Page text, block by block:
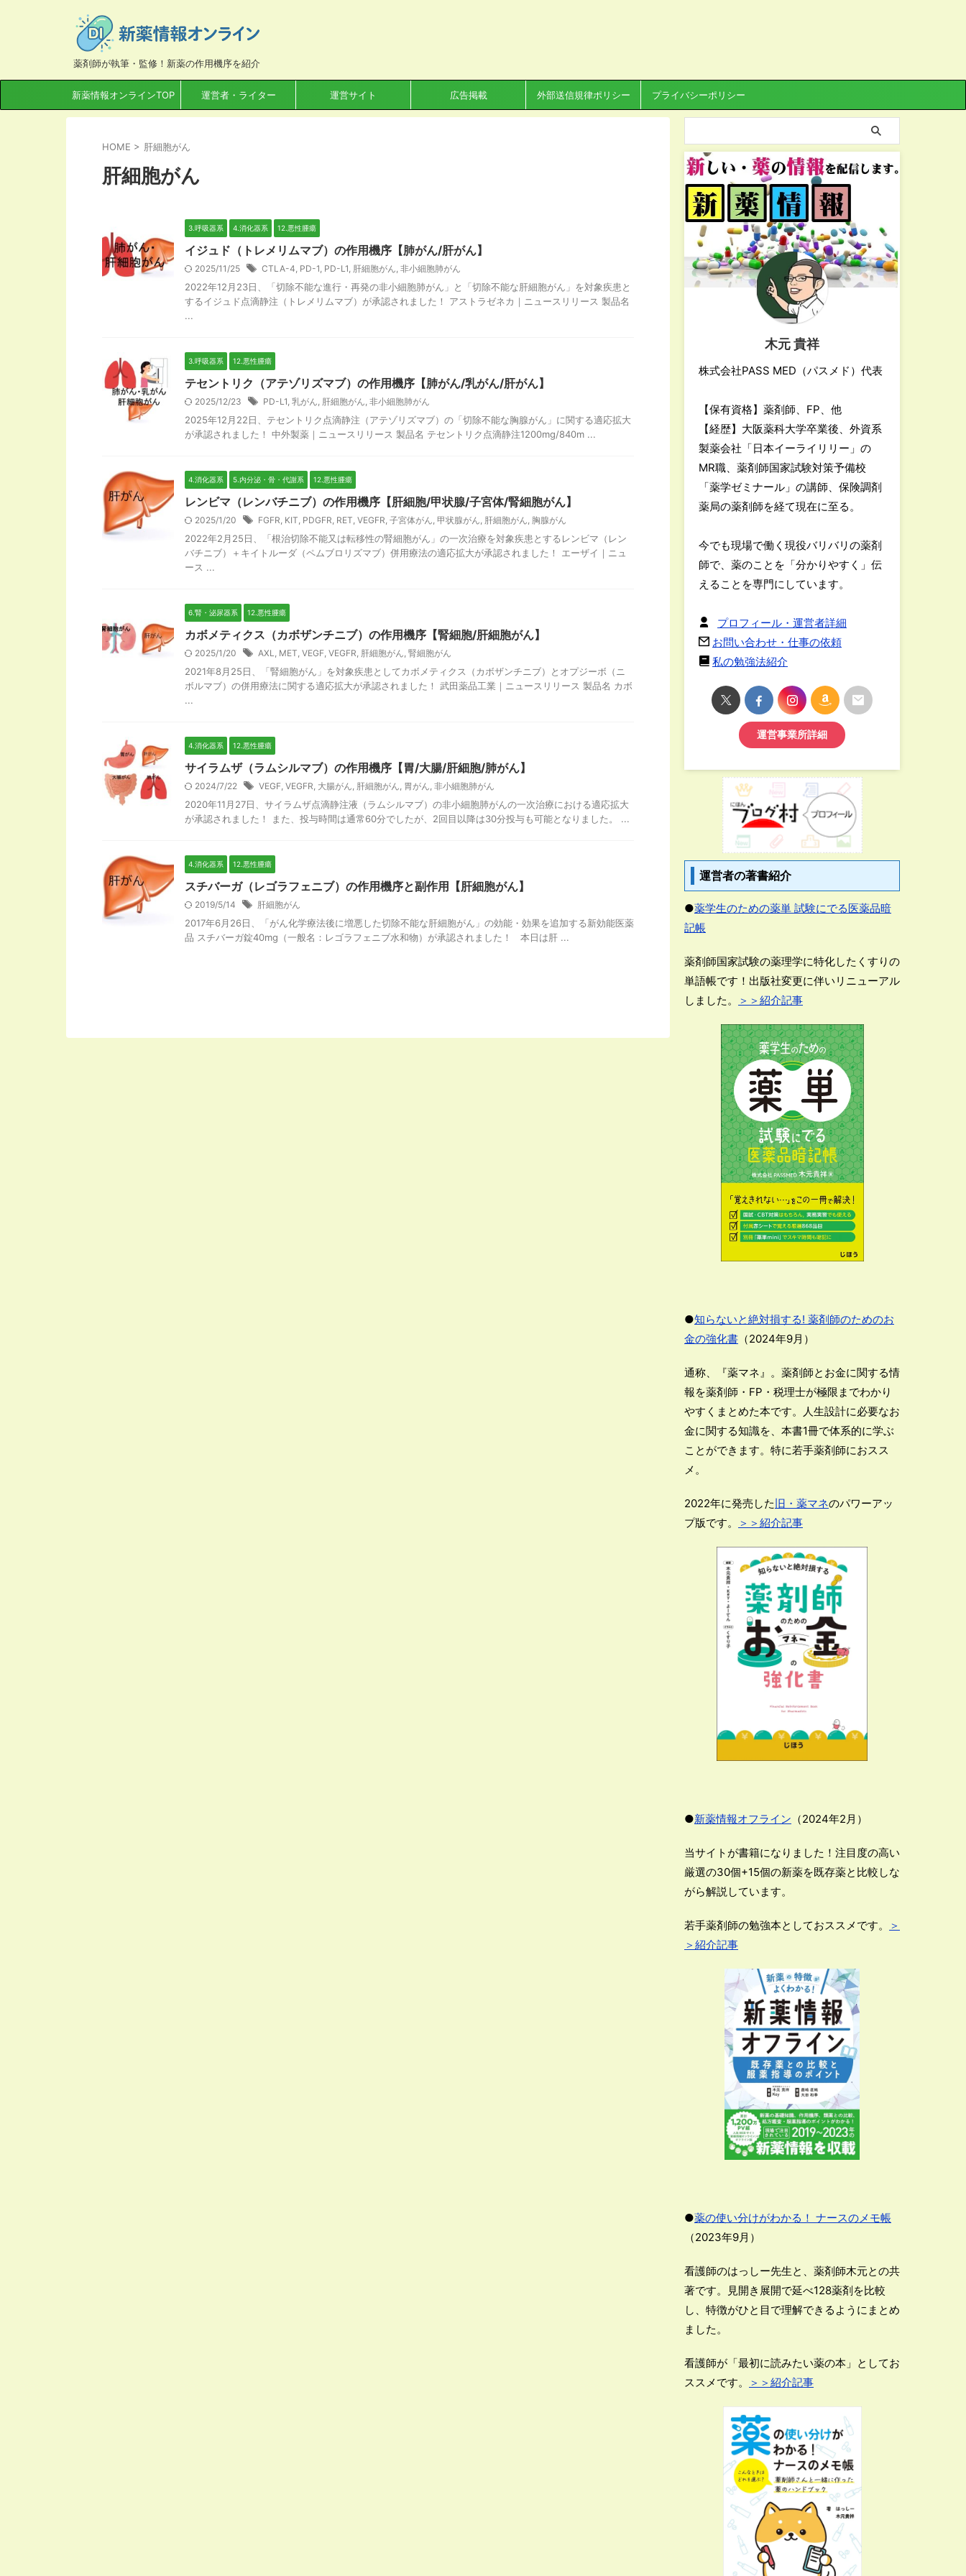
薬剤師が執筆・監修！新薬の作用機序を紹介
新薬情報オンラインTOP 運営者・ライター 運営サイト 広告掲載 外部送信規律ポリシー プライバシーポリシー
HOME > 肝細胞がん
肝細胞がん
3.呼吸器系 4.消化器系 12.悪性腫瘍
イジュド（トレメリムマブ）の作用機序【肺がん/肝がん】
2025/11/25 CTLA-4 PD-1 PD-L1 肝細胞がん 非小細胞肺がん
2022年12月23日、「切除不能な進行・再発の非小細胞肺がん」と「切除不能な肝細胞がん」を対象疾患と
するイジュド点滴静注（トレメリムマブ）が承認されました！ アストラゼネカ｜ニュースリリース 製品名
...
3.呼吸器系 12.悪性腫瘍
テセントリク（アテゾリズマブ）の作用機序【肺がん/乳がん/肝がん】
2025/12/23 PD-L1 乳がん 肝細胞がん 非小細胞肺がん
2025年12月22日、テセントリク点滴静注（アテゾリズマブ）の「切除不能な胸腺がん」に関する適応拡大
が承認されました！ 中外製薬｜ニュースリリース 製品名 テセントリク点滴静注1200mg/840m ...
4.消化器系 5.内分泌・骨・代謝系 12.悪性腫瘍
レンビマ（レンバチニブ）の作用機序【肝細胞/甲状腺/子宮体/腎細胞がん】
2025/1/20 FGFR KIT PDGFR RET VEGFR 子宮体がん 甲状腺がん 肝細胞がん 胸腺がん
2022年2月25日、「根治切除不能又は転移性の腎細胞がん」の一次治療を対象疾患とするレンビマ（レン
バチニブ）＋キイトルーダ（ペムブロリズマブ）併用療法の適応拡大が承認されました！ エーザイ｜ニュ
ース ...
6.腎・泌尿器系 12.悪性腫瘍
カボメティクス（カボザンチニブ）の作用機序【腎細胞/肝細胞がん】
2025/1/20 AXL MET VEGF VEGFR 肝細胞がん 腎細胞がん
2021年8月25日、「腎細胞がん」を対象疾患としてカボメティクス（カボザンチニブ）とオプジーボ（ニ
ボルマブ）の併用療法に関する適応拡大が承認されました！ 武田薬品工業｜ニュースリリース 製品名 カボ
...
4.消化器系 12.悪性腫瘍
サイラムザ（ラムシルマブ）の作用機序【胃/大腸/肝細胞/肺がん】
2024/7/22 VEGF VEGFR 大腸がん 肝細胞がん 胃がん 非小細胞肺がん
2020年11月27日、サイラムザ点滴静注液（ラムシルマブ）の非小細胞肺がんの一次治療における適応拡大
が承認されました！ また、投与時間は通常60分でしたが、2回目以降は30分投与も可能となりました。 ...
4.消化器系 12.悪性腫瘍
スチバーガ（レゴラフェニブ）の作用機序と副作用【肝細胞がん】
2019/5/14 肝細胞がん
2017年6月26日、「がん化学療法後に増悪した切除不能な肝細胞がん」の効能・効果を追加する新効能医薬
品 スチバーガ錠40mg（一般名：レゴラフェニブ水和物）が承認されました！ 本日は肝 ...
木元 貴祥
株式会社PASS MED（パスメド）代表
【保有資格】薬剤師、FP、他
【経歴】大阪薬科大学卒業後、外資系
製薬会社「日本イーライリリー」の
MR職、薬剤師国家試験対策予備校
「薬学ゼミナール」の講師、保険調剤
薬局の薬剤師を経て現在に至る。
今でも現場で働く現役バリバリの薬剤
師で、薬のことを「分かりやすく」伝
えることを専門にしています。
プロフィール・運営者詳細
お問い合わせ・仕事の依頼
私の勉強法紹介
運営事業所詳細
運営者の著書紹介
●薬学生のための薬単 試験にでる医薬品暗
記帳
薬剤師国家試験の薬理学に特化したくすりの
単語帳です！出版社変更に伴いリニューアル
しました。
＞＞紹介記事
●知らないと絶対損する! 薬剤師のためのお
金の強化書 （2024年9月）
通称、『薬マネ』。薬剤師とお金に関する情
報を薬剤師・FP・税理士が極限までわかり
やすくまとめた本です。人生設計に必要なお
金に関する知識を、本書1冊で体系的に学ぶ
ことができます。特に若手薬剤師におスス
メ。
2022年に発売した旧・薬マネのパワーアッ
プ版です。
＞＞紹介記事
●新薬情報オフライン （2024年2月）
当サイトが書籍になりました！注目度の高い
厳選の30個+15個の新薬を既存薬と比較しな
がら解説しています。
若手薬剤師の勉強本としておススメです。
＞
＞紹介記事
●薬の使い分けがわかる！ ナースのメモ帳
（2023年9月）
看護師のはっしー先生と、薬剤師木元との共
著です。見開き展開で延べ128薬剤を比較
し、特徴がひと目で理解できるようにまとめ
ました。
看護師が「最初に読みたい薬の本」としてお
ススメです。
＞＞紹介記事